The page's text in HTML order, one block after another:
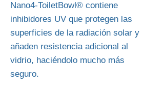
Nano4-ToiletBowl® contiene
inhibidores UV que protegen las
superficies de la radiación solar y
añaden resistencia adicional al
vidrio, haciéndolo mucho más
seguro.